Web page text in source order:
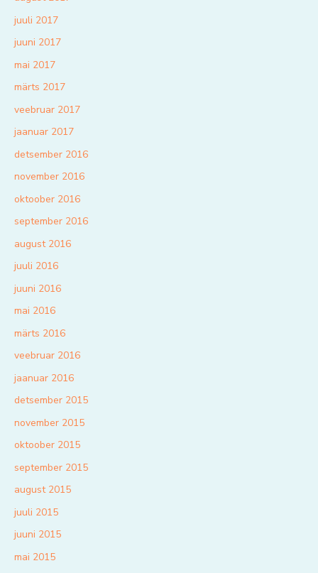
juuli 2017
juuni 2017
mai 2017
märts 2017
veebruar 2017
jaanuar 2017
detsember 2016
november 2016
oktoober 2016
september 2016
august 2016
juuli 2016
juuni 2016
mai 2016
märts 2016
veebruar 2016
jaanuar 2016
detsember 2015
november 2015
oktoober 2015
september 2015
august 2015
juuli 2015
juuni 2015
mai 2015